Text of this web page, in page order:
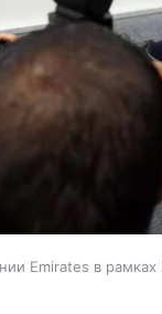
Emirates в рамках